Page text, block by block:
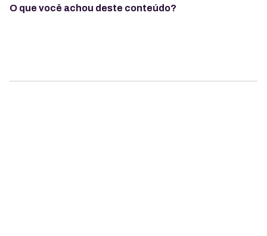
O que você achou deste conteúdo?